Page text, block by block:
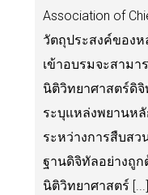
Association of
วัตถุประสงค์ของ
เข้าอบรมจะสามา
นิติวิทยาศาสตร์ดิ
ระบุแหล่งพยานห
ระหว่างการสืบส
ฐานดิจิทัลอย่างถู
นิติวิทยาศาสตร์ [...]